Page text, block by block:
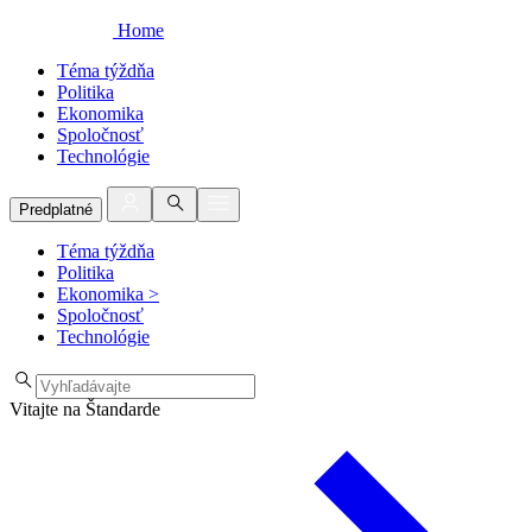
Home
Téma týždňa
Politika
Ekonomika
Spoločnosť
Technológie
Predplatné
Téma týždňa
Politika
Ekonomika >
Spoločnosť
Technológie
Vitajte na Štandarde